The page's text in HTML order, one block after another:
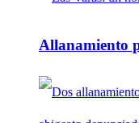
Allanamiento